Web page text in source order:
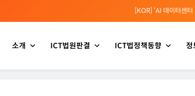
[KOR] ‘AI 데이터센터
[소청백의 노동&사람] 삼성SDS 노동조
[Russia] 텔레그램 설립
소개 ICT법원판결 ICT법정책동향 정